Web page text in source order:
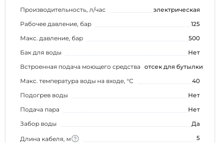
Производительность, л/час
электрическая
Рабочее давление, бар
125
Макс. давление, бар
500
Бак для воды
Нет
Встроенная подача моющего средства отсек для бутылки
Макс. температура воды на входе, °C
40
Подогрев воды
Нет
Подача пара
Нет
Забор воды
Да
Длина кабеля, м 5